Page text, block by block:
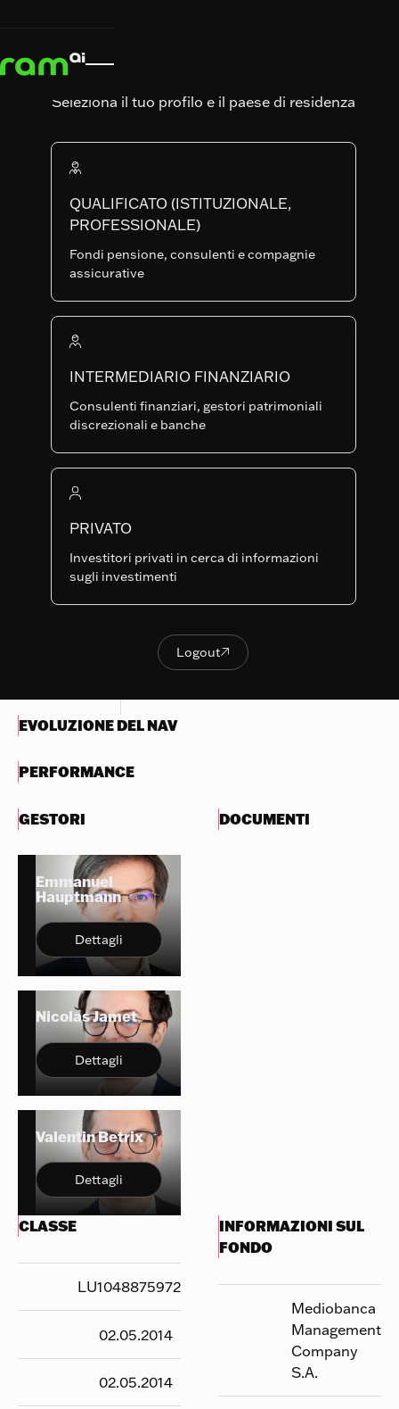
Seleziona il tuo profilo e il paese di residenza
QUALIFICATO (ISTITUZIONALE,
PROFESSIONALE)
Fondi pensione, consulenti e compagnie
assicurative
INTERMEDIARIO FINANZIARIO
Consulenti finanziari, gestori patrimoniali
discrezionali e banche
PRIVATO
Investitori privati in cerca di informazioni
sugli investimenti
Logout
Logout
RAM (Lux) Systematic Funds
GLOBAL EQUITY
INCOME
Art. SFDR
Data di lancio del fondo
AUM del Fondo
Numero di posizioni
CLASSI
Nothing
display
another
BP-USDLU1048875972
Last NAV
Indicatore di rischio sintetico
Rischio inferiore
potenzialmente
Rischio più elevato
elevata
OBIETTIVI E POLITICA DI
EVOLUZIONE DEL NAV
PERFORMANCE
GESTORI
Emmanuel
Hauptmann
Dettagli
Nicolas Jamet
Dettagli
Valentin Betrix
Dettagli
DOCUMENTI
CLASSE
LU1048875972
02.05.2014
02.05.2014
INFORMAZIONI SUL
FONDO
Mediobanca
Management
Company
S.A.